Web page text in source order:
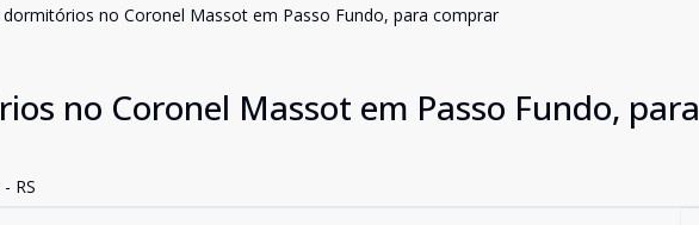
dormitórios no Coronel Massot em Passo Fundo, para comprar
no Coronel Massot em Passo Fundo, para
RS